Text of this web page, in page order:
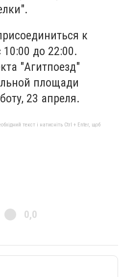
к
до 22:00.
"Агитпоезд"
площади
23 апреля.
текст і натисніть Ctrl + Enter, щоб
0,0